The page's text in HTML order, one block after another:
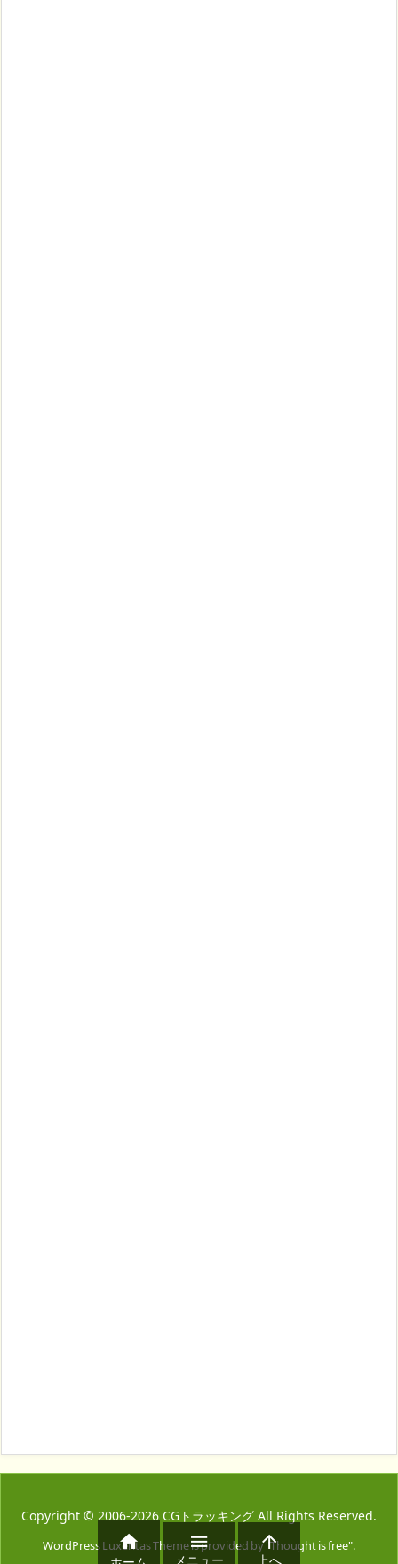
Copyright © 2006-2026 CGトラッキング All Rights Reserved.
WordPress Luxeritas Theme is provided by "Thought is free".
 
メニュー

上へ